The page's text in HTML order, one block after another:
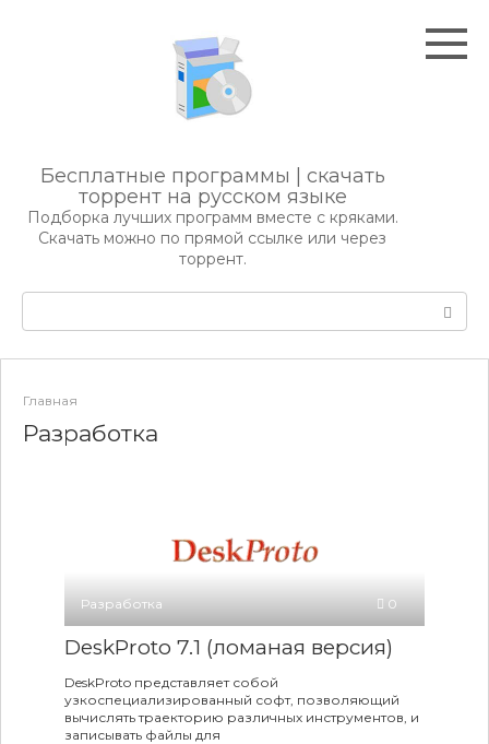
Бесплатные программы | скачать
торрент на русском языке
Подборка лучших программ вместе с кряками.
Скачать можно по прямой ссылке или через
торрент.
Главная
Разработка
Разработка 0
DeskProto 7.1 (ломаная версия)
DeskProto представляет собой
узкоспециализированный софт, позволяющий
вычислять траекторию различных инструментов, и
записывать файлы для